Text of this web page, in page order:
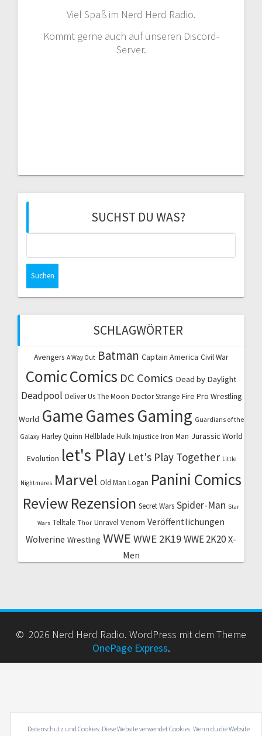
Viel Spaß im Nerd Herd Radio.
Kommt gerne auch auf unseren Discord-
Server.
SUCHST DU WAS?
SCHLAGWÖRTER
Avengers A Way Out Batman Captain America Civil War
ComicComics DC Comics Dead by Daylight
Deadpool Deliver Us The Moon Doctor Strange Fire Pro Wrestling
World GameGamesGaming Guardians of the
Galaxy Harley Quinn Hellblade Hulk Injustice Iron Man Jurassic World
Evolution let's Play Let's Play Together Little
Nightmares Marvel Old Man Logan Panini Comics
Review Rezension Secret Wars Spider-Man Star
Wars Telltale Thor Unravel Venom Veröffentlichungen
Wolverine Wrestling WWE WWE 2K19WWE 2K20 X-
Men
© 2026 Nerd Herd Radio. WordPress mit dem Theme
OnePage Express.
Datenschutz und Cookies: Diese Website verwendet Cookies. Wenn du die Website